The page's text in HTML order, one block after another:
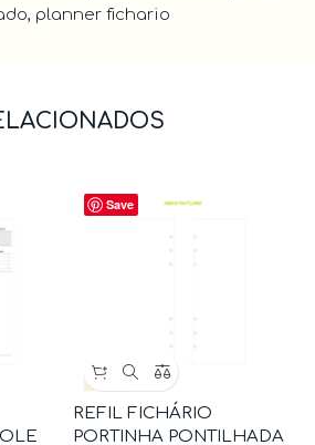
, planner fichario
Save
REFIL FICHÁRIO
PORTINHA PONTILHADA